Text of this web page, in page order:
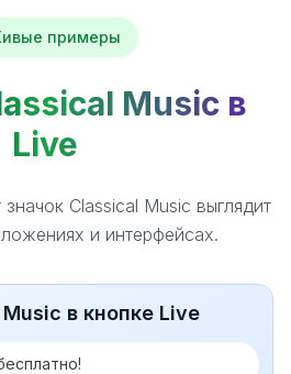
примеры
Music в
Live
Classical Music выглядит
и интерфейсах.
в кнопке Live